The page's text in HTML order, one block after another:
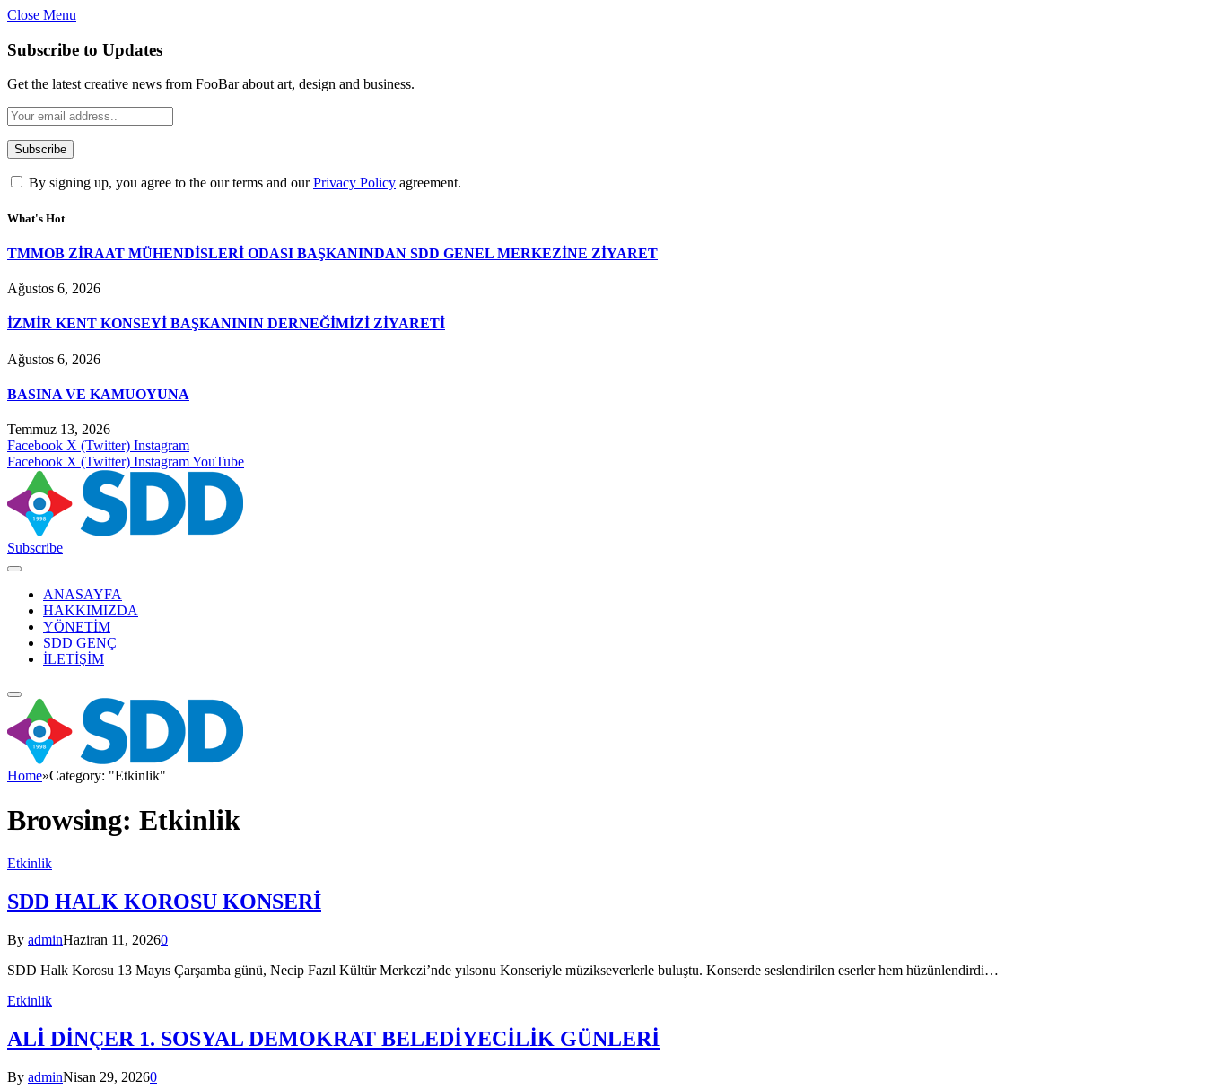
Close Menu
Subscribe to Updates
Get the latest creative news from FooBar about art, design and business.
By signing up, you agree to the our terms and ourPrivacy Policy agreement.
What's Hot
TMMOB ZİRAAT MÜHENDİSLERİ ODASI BAŞKANINDAN SDD GENEL MERKEZİNE ZİYARET
Ağustos 6, 2026
İZMİR KENT KONSEYİ BAŞKANININ DERNEĞİMİZİ ZİYARETİ
Ağustos 6, 2026
BASINA VE KAMUOYUNA
Temmuz 13, 2026
Facebook X (Twitter) Instagram
Facebook X (Twitter) InstagramYouTube
Subscribe
ANASAYFA
HAKKIMIZDA
YÖNETİM
SDD GENÇ
İLETİŞİM
Home»Category: "Etkinlik"
Browsing: Etkinlik
Etkinlik
SDD HALK KOROSU KONSERİ
By adminHaziran 11, 20260
SDD Halk Korosu 13 Mayıs Çarşamba günü, Necip Fazıl Kültür Merkezi’nde yılsonu Konseriyle müzikseverlerle buluştu. Konserde seslendirilen eserler hem hüzünlendirdi…
Etkinlik
ALİ DİNÇER 1. SOSYAL DEMOKRAT BELEDİYECİLİK GÜNLERİ
By adminNisan 29, 20260